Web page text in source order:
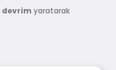
devrim yaratarak